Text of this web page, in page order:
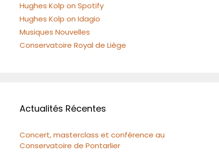
Hughes Kolp on Spotify
Hughes Kolp on Idagio
Musiques Nouvelles
Conservatoire Royal de Liège
Actualités Récentes
Concert, masterclass et conférence au
Conservatoire de Pontarlier